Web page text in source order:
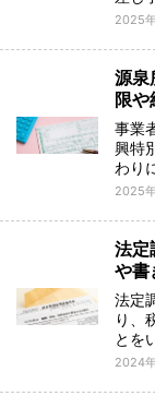
2025
源泉
限
事業
興特
わり
2025
法定
や書
法定
り、
とを
2024